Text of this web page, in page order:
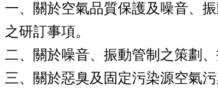
一、關於空氣品質保護及噪音、
之研訂事項。
二、關於噪音、振動管制之策劃
三、關於惡臭及固定污染源空氣